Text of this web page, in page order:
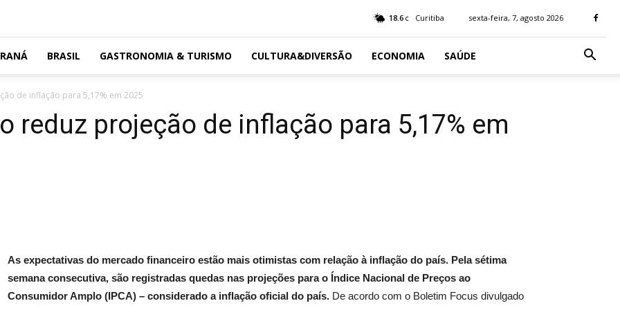
18.6 C Curitiba sexta-feira, 7, agosto 2026
BRASIL GASTRONOMIA & TURISMO CULTURA&DIVERSÃO ECONOMIA SAÚDE
de inflação para 5,17% em 2025
reduz projeção de inflação para 5,17% em
As expectativas do mercado financeiro estão mais otimistas com relação à inflação do país. Pela sétima
semana consecutiva, são registradas quedas nas projeções para o Índice Nacional de Preços ao
Consumidor Amplo (IPCA) – considerado a inflação oficial do país. De acordo com o Boletim Focus divulgado